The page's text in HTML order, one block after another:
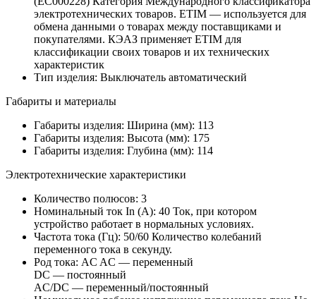
электротехнических товаров. ETIM — используется для
обмена данными о товарах между поставщиками и
покупателями. КЭАЗ применяет ETIM для
классификации своих товаров и их технических
характеристик
Тип изделия: Выключатель автоматический
Габариты и материалы
Габариты изделия: Ширина (мм): 113
Габариты изделия: Высота (мм): 175
Габариты изделия: Глубина (мм): 114
Электротехнические характеристики
Количество полюсов: 3
Номинальный ток In (А): 40 Ток, при котором
устройство работает в нормальных условиях.
Частота тока (Гц): 50/60 Количество колебаний
переменного тока в секунду.
Род тока: AC AC — переменный
DC — постоянный
AC/DC — переменный/постоянный